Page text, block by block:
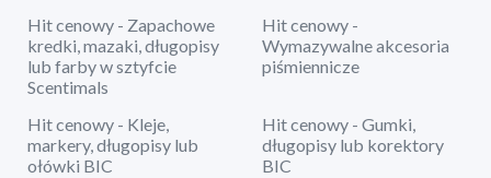
Hit cenowy - Zapachowe
kredki, mazaki, długopisy
lub farby w sztyfcie
Scentimals
Hit cenowy -
Wymazywalne akcesoria
piśmiennicze
Hit cenowy - Kleje,
markery, długopisy lub
ołówki BIC
Hit cenowy - Gumki,
długopisy lub korektory
BIC